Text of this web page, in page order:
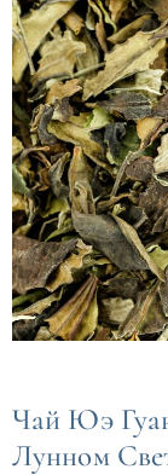
Чай Юэ
Лунном